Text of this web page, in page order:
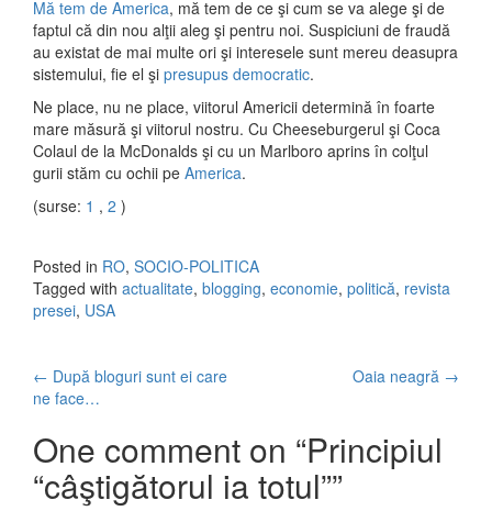
Mă tem de America, mă tem de ce şi cum se va alege şi de
faptul că din nou alţii aleg şi pentru noi. Suspiciuni de fraudă
au existat de mai multe ori şi interesele sunt mereu deasupra
sistemului, fie el şi presupus democratic.
Ne place, nu ne place, viitorul Americii determină în foarte
mare măsură şi viitorul nostru. Cu Cheeseburgerul şi Coca
Colaul de la McDonalds şi cu un Marlboro aprins în colţul
gurii stăm cu ochii pe America.
(surse: 1 , 2 )
Posted in RO, SOCIO-POLITICA
Tagged with actualitate, blogging, economie, politică, revista
presei, USA
Post navigation
← După bloguri sunt ei care
ne face…
Oaia neagră →
One comment on “Principiul
“câştigătorul ia totul””